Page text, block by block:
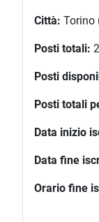
Città: Torino
Posti totali:
Posti
Posti totali
Data inizio
Data fine
Orario fine